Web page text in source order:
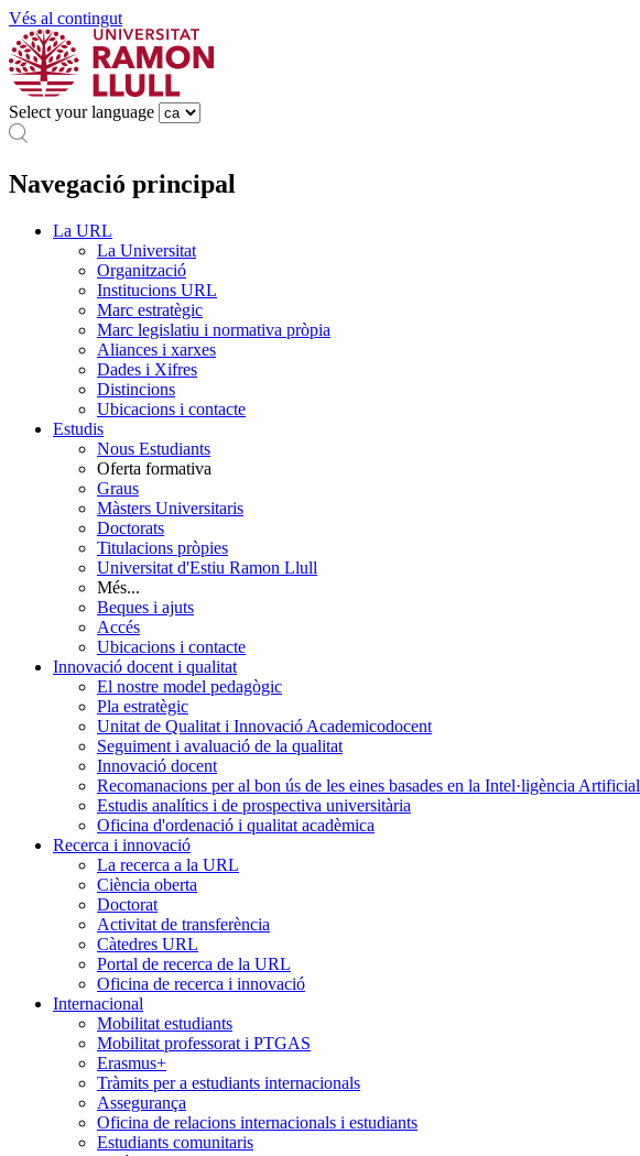
Vés al contingut
Select your language
Navegació principal
La URL
La Universitat
Organització
Institucions URL
Marc estratègic
Marc legislatiu i normativa pròpia
Aliances i xarxes
Dades i Xifres
Distincions
Ubicacions i contacte
Estudis
Nous Estudiants
Oferta formativa
Graus
Màsters Universitaris
Doctorats
Titulacions pròpies
Universitat d'Estiu Ramon Llull
Més...
Beques i ajuts
Accés
Ubicacions i contacte
Innovació docent i qualitat
El nostre model pedagògic
Pla estratègic
Unitat de Qualitat i Innovació Academicodocent
Seguiment i avaluació de la qualitat
Innovació docent
Recomanacions per al bon ús de les eines basades en la Intel·ligència Artificial
Estudis analítics i de prospectiva universitària
Oficina d'ordenació i qualitat acadèmica
Recerca i innovació
La recerca a la URL
Ciència oberta
Doctorat
Activitat de transferència
Càtedres URL
Portal de recerca de la URL
Oficina de recerca i innovació
Internacional
Mobilitat estudiants
Mobilitat professorat i PTGAS
Erasmus+
Tràmits per a estudiants internacionals
Assegurança
Oficina de relacions internacionals i estudiants
Estudiants comunitaris